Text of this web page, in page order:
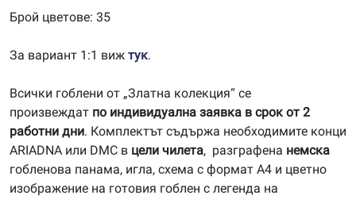
Брой цветове: 35
За вариант 1:1 виж тук.
Всички гоблени от „Златна колекция“ се
произвеждат по индивидуална заявка в срок от 2
работни дни. Комплектът съдържа необходимите конци
ARIADNA или DMC в цели чилета, разграфена немска
гобленова панама, игла, схема с формат А4 и цветно
изображение на готовия гоблен с легенда на